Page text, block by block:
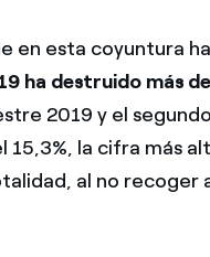
en esta coyuntura
ha destruido más
2019 y el
15,3%, la cifra más
al no recoger